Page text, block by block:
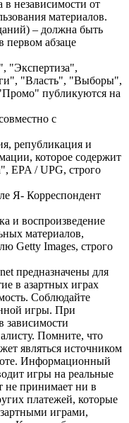
независимости от
материалов.
– должна быть
первом абзаце
"Экспертиза",
"Власть", "Выборы",
публикуются на
с
републикация и
которое содержит
EPA / UPG, строго
Я- Корреспондент
и воспроизведение
материалов,
Getty Images, строго
предназначены для
в азартных играх
Соблюдайте
игры. При
зависимости
Помните, что
являться источником
Информационный
игры на реальные
не принимает ни в
платежей, которые
играми,